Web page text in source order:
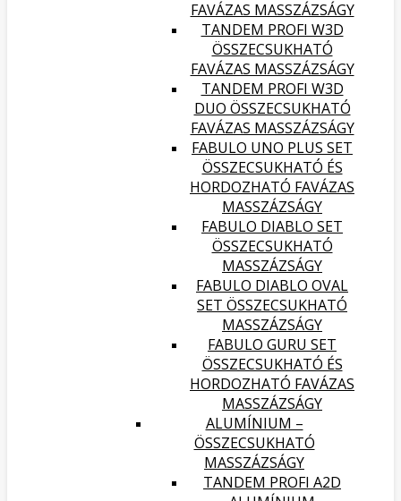
FAVÁZAS MASSZÁZSÁGY
TANDEM PROFI W3D
ÖSSZECSUKHATÓ
FAVÁZAS MASSZÁZSÁGY
TANDEM PROFI W3D
DUO ÖSSZECSUKHATÓ
FAVÁZAS MASSZÁZSÁGY
FABULO UNO PLUS SET
ÖSSZECSUKHATÓ ÉS
HORDOZHATÓ FAVÁZAS
MASSZÁZSÁGY
FABULO DIABLO SET
ÖSSZECSUKHATÓ
MASSZÁZSÁGY
FABULO DIABLO OVAL
SET ÖSSZECSUKHATÓ
MASSZÁZSÁGY
FABULO GURU SET
ÖSSZECSUKHATÓ ÉS
HORDOZHATÓ FAVÁZAS
MASSZÁZSÁGY
ALUMÍNIUM –
ÖSSZECSUKHATÓ
MASSZÁZSÁGY
TANDEM PROFI A2D